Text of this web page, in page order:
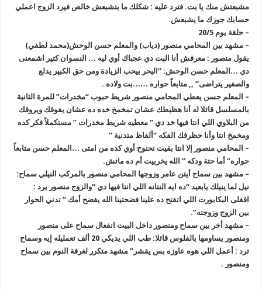
مشبعتش منك يا بت. فترد عليه : شكلك ما بتشبعش خالص فيرد الزوج اعملي
حسابك جوزك ما يشبعش.
– حلقة يوم 20/5
– مشهد بين المحامي منصور (دياب) والمعلم حسن الوحش(محمد لطفي)
يقول منصور : معرفش أنا البت دي عجباك أوي ليه … النسوان كتير اشمعنى
دي …المعلم حسن الوحش: “البحر بيحب الزيادة ومن حق الكبير يدلع
والصغير يتراضى” ,, متابعاً حواره ……بت ولاده .
– المعلم حسن يعطي المحامي منصور شريط حبوب “مخدرات” للمرة الثانية
بالمسلسل قائلا له أنا هظبطك عشان تمخمخ خده ده عشان يفوقك ويروقك
من البلاوي اللي انتا فيها خد دي ” معطيه شريط مخدرات ” مستكملاً فكر كده
ومخمخ انتا وأنا حظرفك الفكه “ألفاظ متدنية “
– المحامي منصور إلا انتا بقيت نحنوح أوي كده من امتى …المعلم حسن متابعاً
حواره” أما حتة ودكه ” الله يخربيت أم ده ماتش.
– مشهد بين سماح أيتن عامر وزوجها المحامي منصور بالمركب النيلي سماح:
نيل لما ينيلك يابعيد “ده ايه النتانه اللي انتا فيها دي “والزوج منصور يرد :
اقفلى البكابورت اللي اتفتح ده علينا فضحتينا الله يفضح أمك ” تدني الحوار
بين الزوج وزوجته”.
– مشهد أخر بين سماح ومنصور داخل البيت انفعال سماح على منصور
ومنصور يساومها بالفلوس قائلا: طب اللي يديكي 20 ألف تعمليله إيه وسماح
ترد : أعمل اللي هوه عاوزه بس يقشر” مشهد متكرر لغرفة النوم بين سماح
ومنصور .